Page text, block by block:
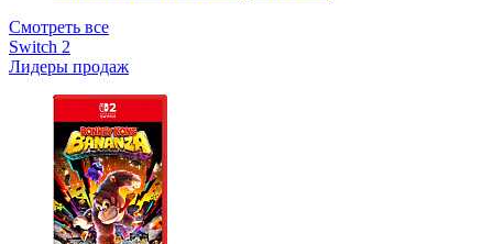
Смотреть все
Switch 2
Лидеры продаж